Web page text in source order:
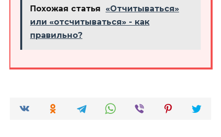
Похожая статья
«Отчитываться»
или «отсчитываться» - как
правильно?